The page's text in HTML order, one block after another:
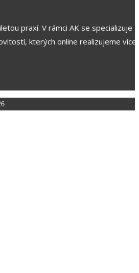
praxí. V rámci AK se specializuje
kterých online realizujeme více